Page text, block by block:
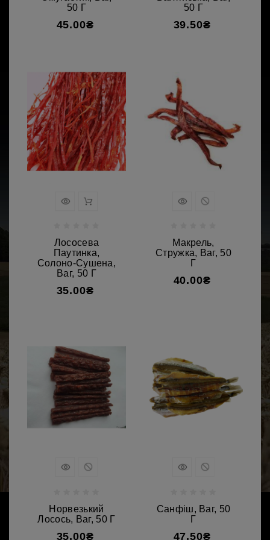
50 Г
45.00₴
50 Г
39.50₴
Лососева
Паутинка,
Солоно-Сушена,
Ваг, 50 Г
35.00₴
Макрель,
Стружка, Ваг, 50
Г
40.00₴
Норвезький
Лосось, Ваг, 50 Г
35.00₴
Санфіш, Ваг, 50
Г
47.50₴